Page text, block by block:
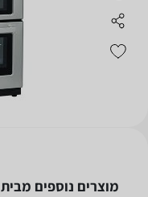
מוצרים נוספים מבית Normande